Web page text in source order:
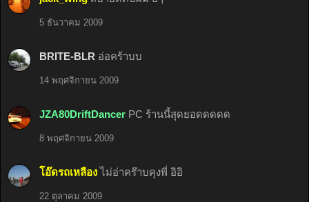
5 ธันวาคม 2009
BRITE-BLR อ่อคร้าบบ
14 พฤศจิกายน 2009
JZA80DriftDancer PC ร้านนี้สุดยอดดดดด
8 พฤศจิกายน 2009
โอ๊ดรถเหลือง ไม่อ่าคร๊าบคุงพี่ อิอิ
22 ตุลาคม 2009